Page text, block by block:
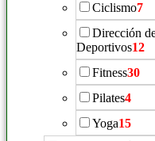
Ciclismo7
Dirección
Deportivos12
Fitness30
Pilates4
Yoga15